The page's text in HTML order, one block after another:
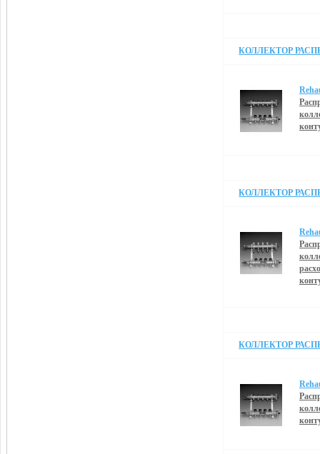
КОЛЛЕКТОР
КОЛЛЕКТОР
КОЛЛЕКТОР